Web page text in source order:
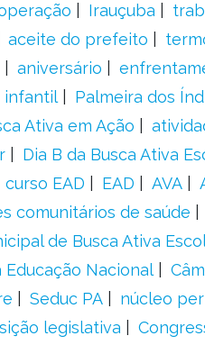
Irauçuba
aceite do prefeito
aniversário
infantil
Palmeira dos
Ativa em Ação
Dia B da Busca Ativa
curso EAD EAD AVA
comunitários de saúde
de Busca Ativa
Nacional
Seduc PA núcleo
legislativa